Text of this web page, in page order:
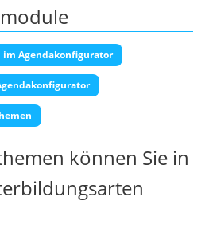
im Agendakonfigurator
können Sie in